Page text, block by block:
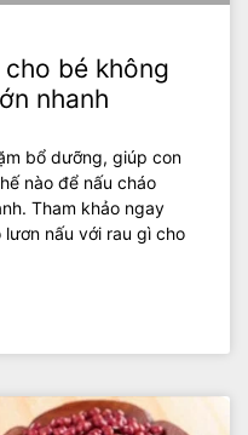
bé không
nhanh
bổ dưỡng, giúp con
nào để nấu cháo
Tham khảo ngay
nấu với rau gì cho